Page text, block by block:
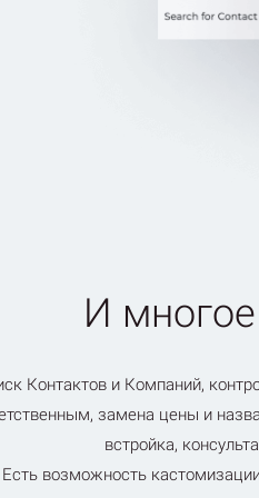
И
Контактов и Компаний,
замена цены и
встройка,
Есть возможность